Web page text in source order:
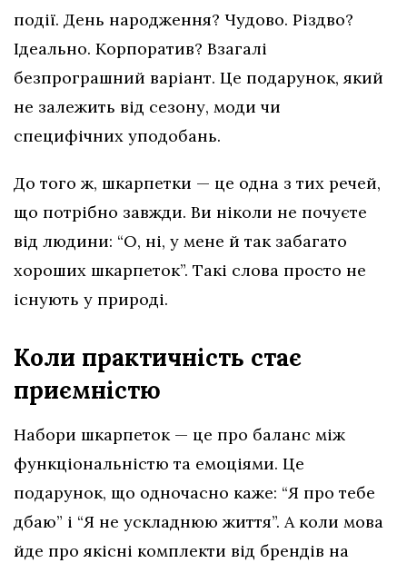
події. День народження? Чудово. Різдво?
Ідеально. Корпоратив? Взагалі
безпрограшний варіант. Це подарунок, який
не залежить від сезону, моди чи
специфічних уподобань.
До того ж, шкарпетки — це одна з тих речей,
що потрібно завжди. Ви ніколи не почуєте
від людини: “О, ні, у мене й так забагато
хороших шкарпеток”. Такі слова просто не
існують у природі.
Коли практичність стає
приємністю
Набори шкарпеток — це про баланс між
функціональністю та емоціями. Це
подарунок, що одночасно каже: “Я про тебе
дбаю” і “Я не ускладнюю життя”. А коли мова
йде про якісні комплекти від брендів на